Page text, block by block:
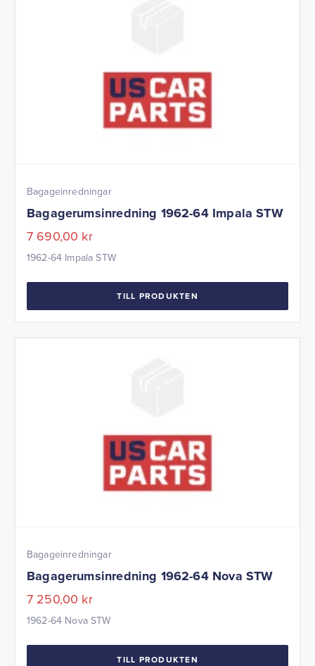
Bagageinredningar
Bagagerumsinredning 1962-64 Impala STW
7 690,00 kr
1962-64 Impala STW
TILL PRODUKTEN
Bagageinredningar
Bagagerumsinredning 1962-64 Nova STW
7 250,00 kr
1962-64 Nova STW
TILL PRODUKTEN